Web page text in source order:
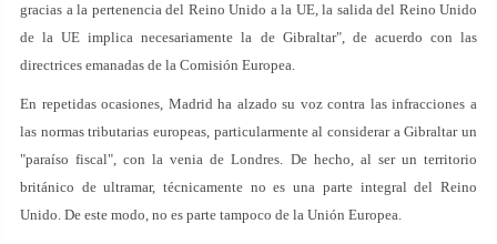
gracias a la pertenencia del Reino Unido a la UE, la salida del Reino Unido
de la UE implica necesariamente la de Gibraltar", de acuerdo con las
directrices emanadas de la Comisión Europea.
En repetidas ocasiones, Madrid ha alzado su voz contra las infracciones a
las normas tributarias europeas, particularmente al considerar a Gibraltar un
"paraíso fiscal", con la venia de Londres. De hecho, al ser un territorio
británico de ultramar, técnicamente no es una parte integral del Reino
Unido. De este modo, no es parte tampoco de la Unión Europea.